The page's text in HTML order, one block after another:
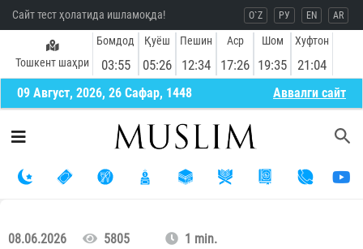
Сайт тест ҳолатида ишламоқда! O`Z РУ EN AR
Тошкент шаҳри
Бомдод
03:55
Қуёш
05:26
Пешин
12:34
Аср
17:26
Шом
19:35
Хуфтон
21:04
09 Август, 2026, 26 Сафар, 1448 Aввалги сайт
08.06.2026 5805 1 min.